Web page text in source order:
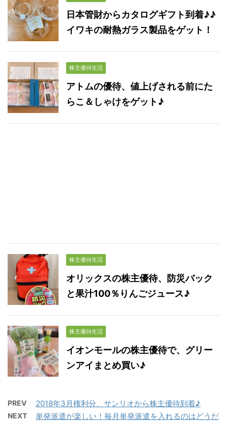
日本管財からカタログギフト到着♪♪
イワキの耐熱ガラス製品をゲット！
株主優待生活
アトムの優待、値上げされる前にた
らこ＆しゃけをゲット♪
株主優待生活
オリックスの株主優待、防災バック
と果汁100％りんごジュース♪
株主優待生活
イオンモールの株主優待で、グリー
ンアイまとめ買い♪
PREV 2018年3月権利分、サンリオから株主優待到着♪
NEXT 単発派遣が楽しい！毎月単発派遣を入れるのはどうだ